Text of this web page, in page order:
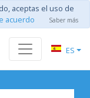
aceptas el uso de
acuerdo Saber más
ES